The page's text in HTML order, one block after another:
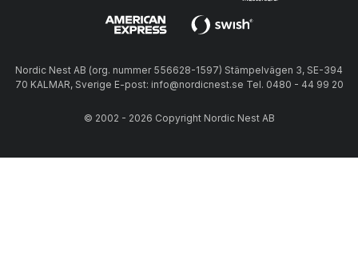
Nordic Nest AB (org. nummer 556628-1597) Stämpelvägen 3, SE-394
70 KALMAR, Sverige E-post: info@nordicnest.se Tel. 0480 - 44 99 20
© 2002 - 2026 Copyright Nordic Nest AB